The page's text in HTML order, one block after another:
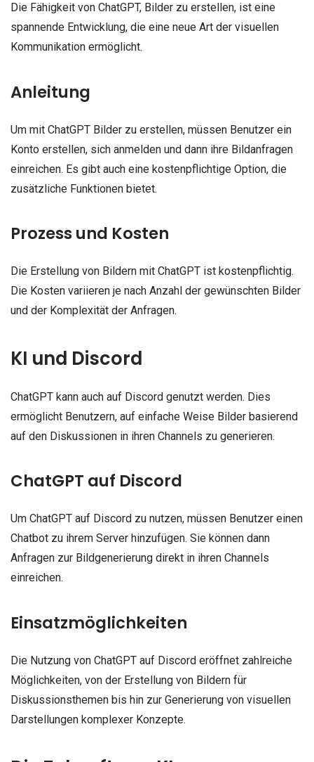
Die Fähigkeit von ChatGPT, Bilder zu erstellen, ist eine
spannende Entwicklung, die eine neue Art der visuellen
Kommunikation ermöglicht.
Anleitung
Um mit ChatGPT Bilder zu erstellen, müssen Benutzer ein
Konto erstellen, sich anmelden und dann ihre Bildanfragen
einreichen. Es gibt auch eine kostenpflichtige Option, die
zusätzliche Funktionen bietet.
Prozess und Kosten
Die Erstellung von Bildern mit ChatGPT ist kostenpflichtig.
Die Kosten variieren je nach Anzahl der gewünschten Bilder
und der Komplexität der Anfragen.
KI und Discord
ChatGPT kann auch auf Discord genutzt werden. Dies
ermöglicht Benutzern, auf einfache Weise Bilder basierend
auf den Diskussionen in ihren Channels zu generieren.
ChatGPT auf Discord
Um ChatGPT auf Discord zu nutzen, müssen Benutzer einen
Chatbot zu ihrem Server hinzufügen. Sie können dann
Anfragen zur Bildgenerierung direkt in ihren Channels
einreichen.
Einsatzmöglichkeiten
Die Nutzung von ChatGPT auf Discord eröffnet zahlreiche
Möglichkeiten, von der Erstellung von Bildern für
Diskussionsthemen bis hin zur Generierung von visuellen
Darstellungen komplexer Konzepte.